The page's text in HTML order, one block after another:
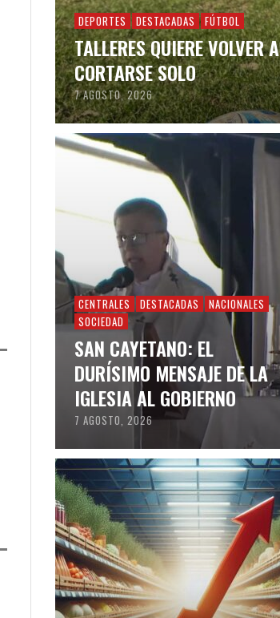
DEPORTES DESTACADAS FÚTBOL
TALLERES QUIERE VOLVER A
CORTARSE SOLO
7 AGOSTO, 2026
CENTRALES DESTACADAS
NACIONALES
SOCIEDAD
SAN CAYETANO: EL
DURÍSIMO MENSAJE DE LA
IGLESIA AL GOBIERNO
7 AGOSTO, 2026